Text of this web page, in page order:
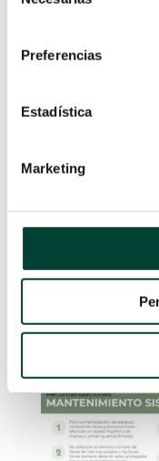
Preferencias
Estadística
Marketing
cuando se
cambiarán
perfusión,
La
horas
Nutrición
Cambiar
parenteral
cada 12 –